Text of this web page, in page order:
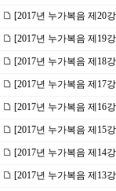
[2017년 누가복음 제20
[2017년 누가복음 제19
[2017년 누가복음 제18
[2017년 누가복음 제17
[2017년 누가복음 제16
[2017년 누가복음 제15
[2017년 누가복음 제14
[2017년 누가복음 제13